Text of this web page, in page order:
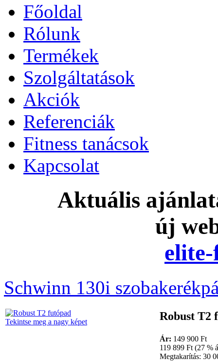
Főoldal
Rólunk
Termékek
Szolgáltatások
Akciók
Referenciák
Fitness tanácsok
Kapcsolat
Aktuális
új
Schwinn 130i
Tekintse meg a nagy képet Robust T2
Ár: 149 900 Ft
119 899 Ft (27 %
Megtakarítás: 30